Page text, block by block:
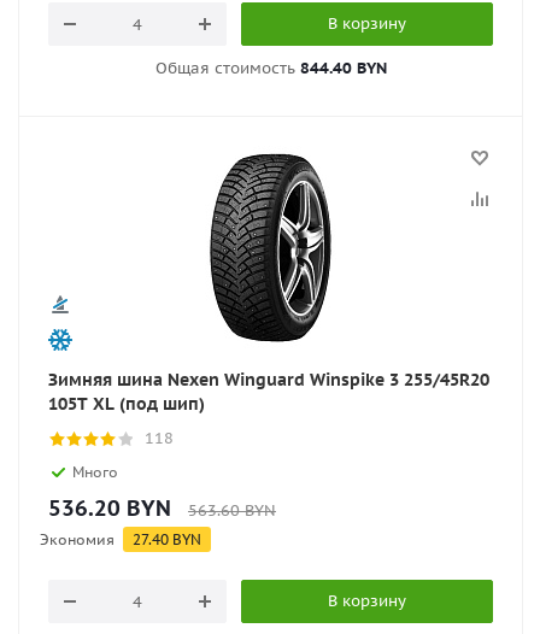
В корзину
Общая стоимость 844.40 BYN
Зимняя шина Nexen Winguard Winspike 3 255/45R20
105T XL (под шип)
118
Много
536.20 BYN 563.60BYN
Экономия 27.40 BYN
В корзину